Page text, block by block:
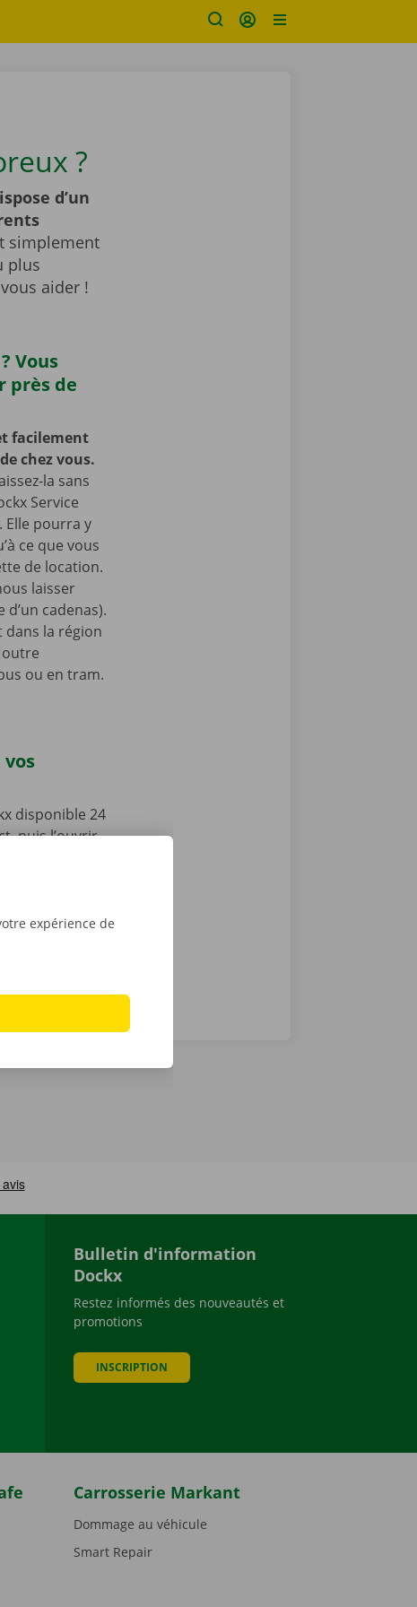
?
d’un
simplement
plus
aider !
Vous
près de
facilement
chez vous.
la sans
Service
Elle pourra y
ce que vous
de location.
laisser
d’un cadenas).
dans la région
ou en tram.
disponible 24
puis l’ouvrir
le tour est
Bulletin d'information
Dockx
Restez informés des nouveautés et
promotions
INSCRIPTION
Carrosserie Markant
Dommage au véhicule
Smart Repair
expérience de